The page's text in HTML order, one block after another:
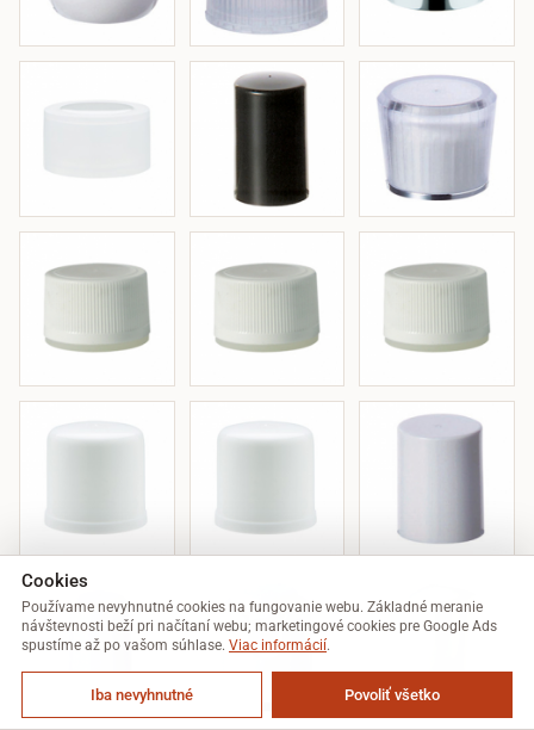
Cookies
Používame nevyhnutné cookies na fungovanie webu. Základné meranie
návštevnosti beží pri načítaní webu; marketingové cookies pre Google Ads
spustíme až po vašom súhlase. Viac informácií.
Iba nevyhnutné Povoliť všetko